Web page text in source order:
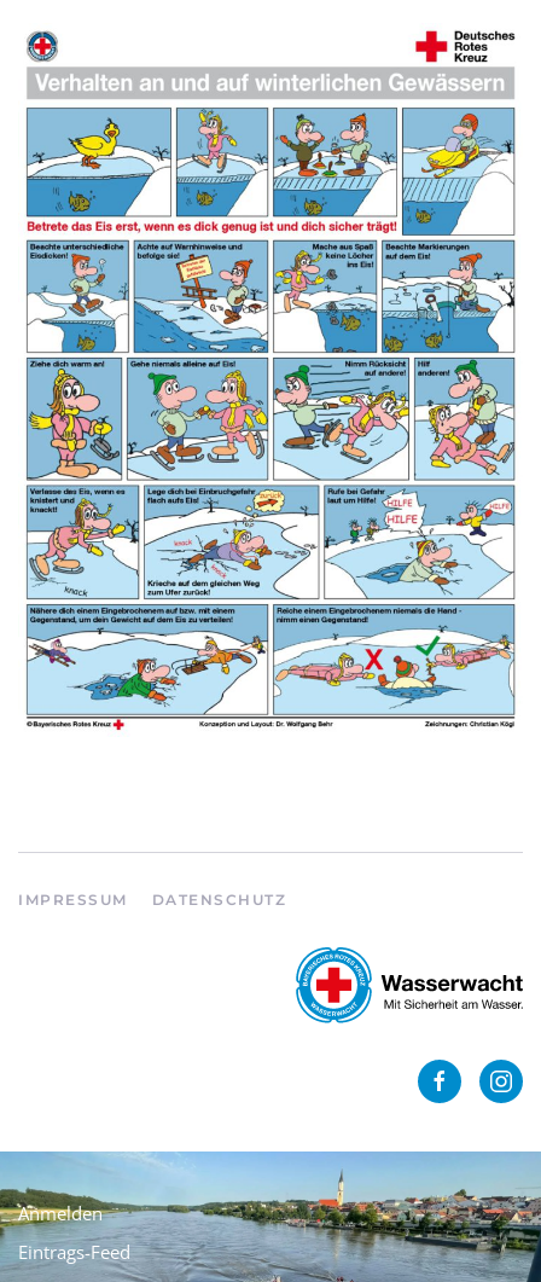
IMPRESSUM DATENSCHUTZ
Anmelden
Eintrags-Feed